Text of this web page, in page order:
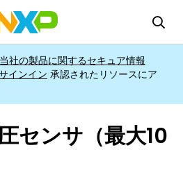
当社の製品に関するセキュア情報
インイン 承認されたリソースにア
センサ（最大10